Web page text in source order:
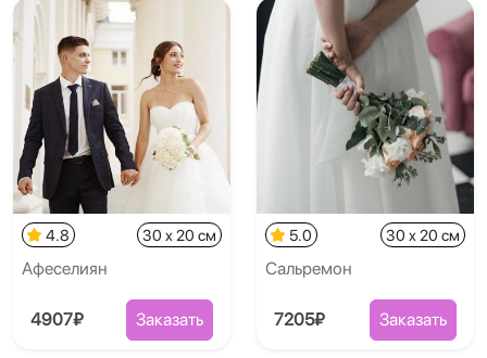
4.8 30 x 20 см
Афеселиян
4907₽ Заказать
5.0 30 x 20 см
Сальремон
7205₽ Заказать